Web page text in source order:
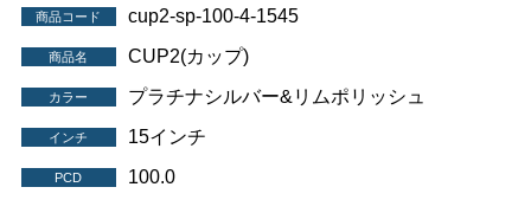
商品コード cup2-sp-100-4-1545
商品名 CUP2(カップ)
カラー プラチナシルバー&リムポリッシュ
インチ 15インチ
PCD 100.0